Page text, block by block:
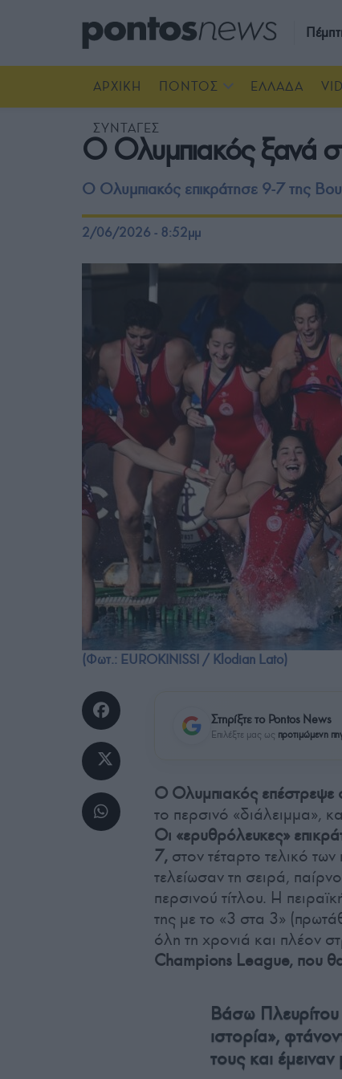
ΑΡΧΙΚΗ ΠΟΝΤΟΣ ΕΛΛΑΔΑ
ΣΥΝΤΑΓΕΣ
Ο Ολυμπιακός ξανά
Ο Ολυμπιακός επικράτησε 9-7 της
2/06/2026 - 8:52μμ
(Φωτ.: EUROKINISSI / Klodian Lato)
Στηρίξτε το Pontos News
Επιλέξτε μας ως προτιμώμενη
Ο Ολυμπιακός επέστρεψε
το περσινό «διάλειμμα»,
Οι «ερυθρόλευκες»
7, στον τέταρτο τελικό
τελείωσαν τη σειρά,
περσινού τίτλου. Η
της με το «3 στα 3»
όλη τη χρονιά και πλέον
Champions League, που
Βάσω
ιστορία»,
τους και